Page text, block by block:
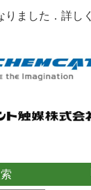
ました．詳しく